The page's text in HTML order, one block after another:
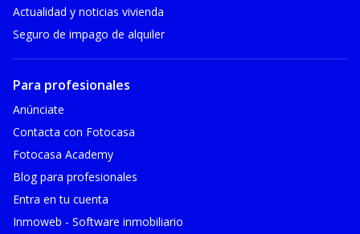
Actualidad y noticias vivienda
Seguro de impago de alquiler
Para profesionales
Anúnciate
Contacta con Fotocasa
Fotocasa Academy
Blog para profesionales
Entra en tu cuenta
Inmoweb - Software inmobiliario